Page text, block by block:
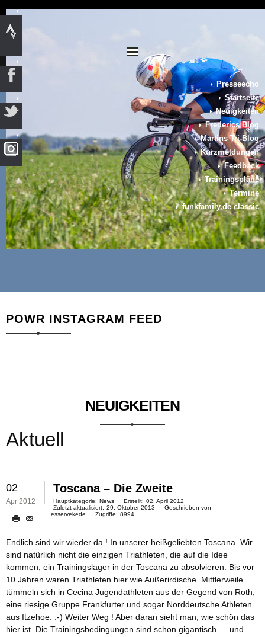
Presseecho
Startseite
Neuigkeiten
Frederics Blog
Martins Tri-Blog
Kurzmeldungen
Feedback
Trainingspläne
Termine
funkfamily.de classic
POWR INSTAGRAM FEED
NEUIGKEITEN
Aktuell
02
Apr 2012
Toscana – Die Zweite
Hauptkategorie: News Erstellt: 02. April 2012
Zuletzt aktualisiert: 29. Oktober 2013
Geschrieben von
esservekede
Zugriffe: 8994
Endlich sind wir wieder da ! In unserer heißgeliebten Toscana. Wir
sind natürlich nicht die einzigen Triathleten, die auf die Idee
kommen, ein Trainingslager in der Toscana zu absolvieren. Bis vor
10 Jahren waren Triathleten hier wie Außerirdische. Mittlerweile
tümmeln sich in Cecina Jugendathleten aus der Gegend von Roth,
eine riesige Gruppe Frankfurter und sogar Norddeutsche Athleten
aus Itzehoe. :-) Weiter Weg ! Aber daran sieht man, wie schön das
hier ist. Die Trainingsbedingungen sind schon gigantisch…..und